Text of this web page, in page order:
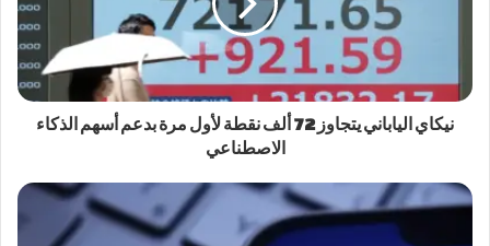
نيكاي الياباني يتجاوز 72 ألف نقطة لأول مرة بدعم أسهم الذكاء
الاصطناعي